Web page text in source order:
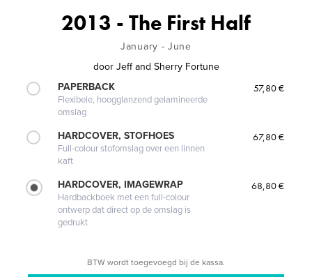
2013 - The First Half
January - June
door Jeff and Sherry Fortune
PAPERBACK
Flexibele, hoogglanzend gelamineerde
omslag
57,80 €
HARDCOVER, STOFHOES
Full-colour stofomslag over een linnen
kaft
67,80 €
HARDCOVER, IMAGEWRAP
Hardbackboek met een full-colour
ontwerp dat direct op de omslag is
gedrukt
68,80 €
BTW wordt toegevoegd bij de kassa.